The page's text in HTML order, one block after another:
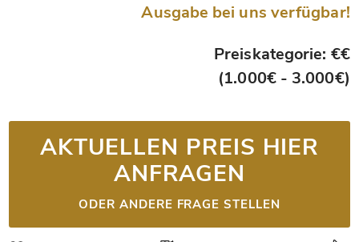
Ausgabe bei uns verfügbar!
Preiskategorie: €€
(1.000€ - 3.000€)
AKTUELLEN PREIS HIER
ANFRAGEN
ODER ANDERE FRAGE STELLEN